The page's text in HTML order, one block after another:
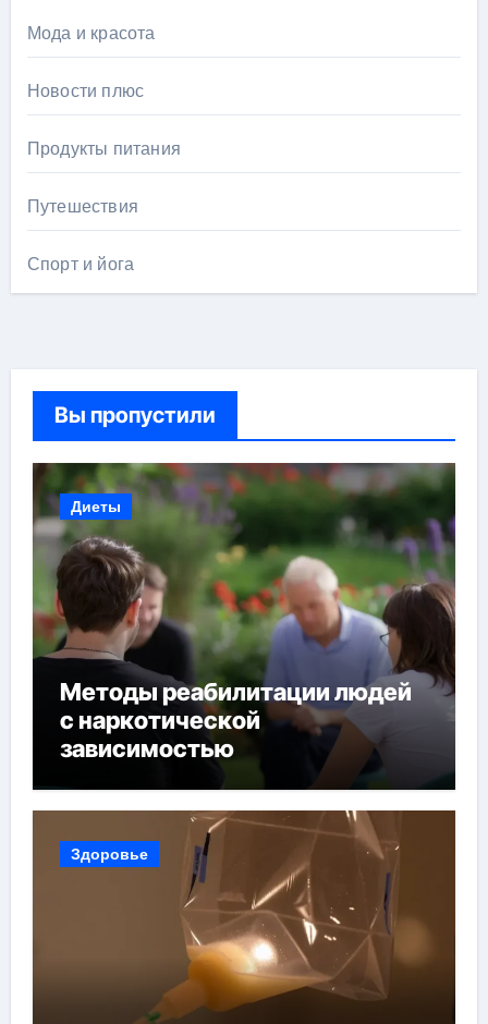
Мода и красота
Новости плюс
Продукты питания
Путешествия
Спорт и йога
Вы пропустили
Диеты
Методы реабилитации людей
с наркотической
зависимостью
Здоровье